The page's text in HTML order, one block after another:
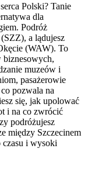
Polski? Tanie
dla
Podróż
a lądujesz
(WAW). To
biznesowych,
muzeów i
pasażerowie
pozwala na
się, jak upolować
i na co zwrócić
podróżujesz
między Szczecinem
czasu i wysoki